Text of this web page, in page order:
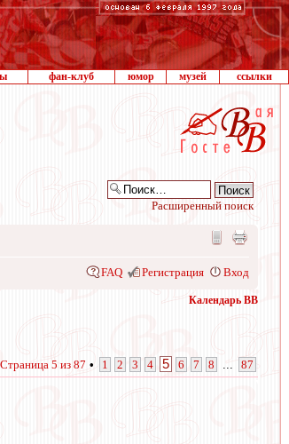
фан-клуб юмор музей ссылки
Расширенный поиск
FAQ Регистрация Вход
Календарь ВВ
Страница 5 из 87 • 1 2 3 4 5 6 7 8 87